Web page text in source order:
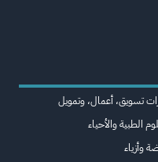
تسويق، أعمال، وتمويل
الطبية والأحياء
وأزياء